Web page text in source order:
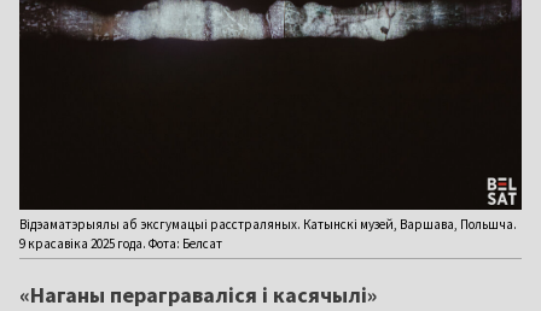
Відэаматэрыялы аб эксгумацыі расстраляных. Катынскі музей, Варшава, Польшча.
9 красавіка 2025 года. Фота: Белсат
«Наганы пераграваліся і касячылі»